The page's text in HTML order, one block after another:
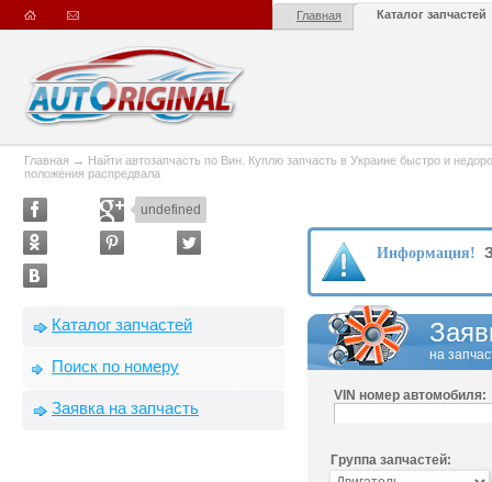
Главная Каталог запчастей
Главная → Найти автозапчасть по Вин. Куплю запчасть в Украине быстро и
положения распредвала
undefined
Каталог запчастей
Поиск по номеру
Заявка на запчасть
Информация!
на
VIN номер автомобиля:
Группа запчастей: